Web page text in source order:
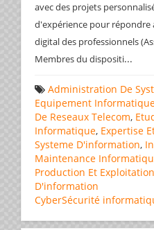
avec des projets
d'expérience pour répondre
digital des professionnels
Membres du dispositi...
Administration De
Equipement
De Reseaux Telecom,
Informatique, Expertise
Systeme D'information,
Maintenance
Production Et
D'information
CyberSécurité